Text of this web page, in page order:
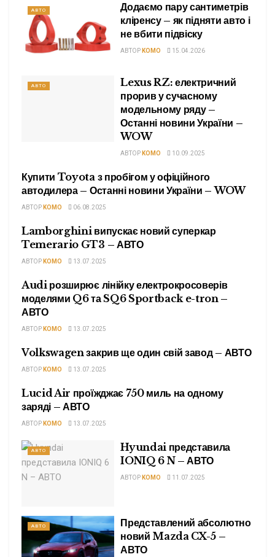
АВТО
Додаємо пару сантиметрів
кліренсу – як підняти авто і
не вбити підвіску
АВТОР KOMO 15.04.2026
АВТО
Lexus RZ: електричний
прорив у сучасному
модельному ряду –
Останні новини України –
WOW
АВТОР KOMO 10.09.2025
АВТО
Купити Toyota з пробігом у офіційного
автодилера – Останні новини України – WOW
АВТОР KOMO 06.08.2025
АВТО
Lamborghini випускає новий суперкар
Temerario GT3 – АВТО
АВТОР KOMO 13.07.2025
АВТО
Audi розширює лінійку електрокросоверів
моделями Q6 та SQ6 Sportback e-tron –
АВТО
АВТОР KOMO 13.07.2025
АВТО
Volkswagen закрив ще один свій завод – АВТО
АВТОР KOMO 13.07.2025
АВТО
Lucid Air проїжджає 750 миль на одному
заряді – АВТО
АВТОР KOMO 13.07.2025
АВТО
Hyundai представила
IONIQ 6 N – АВТО
АВТОР KOMO 11.07.2025
АВТО
Представлений абсолютно
новий Mazda CX-5 –
АВТО